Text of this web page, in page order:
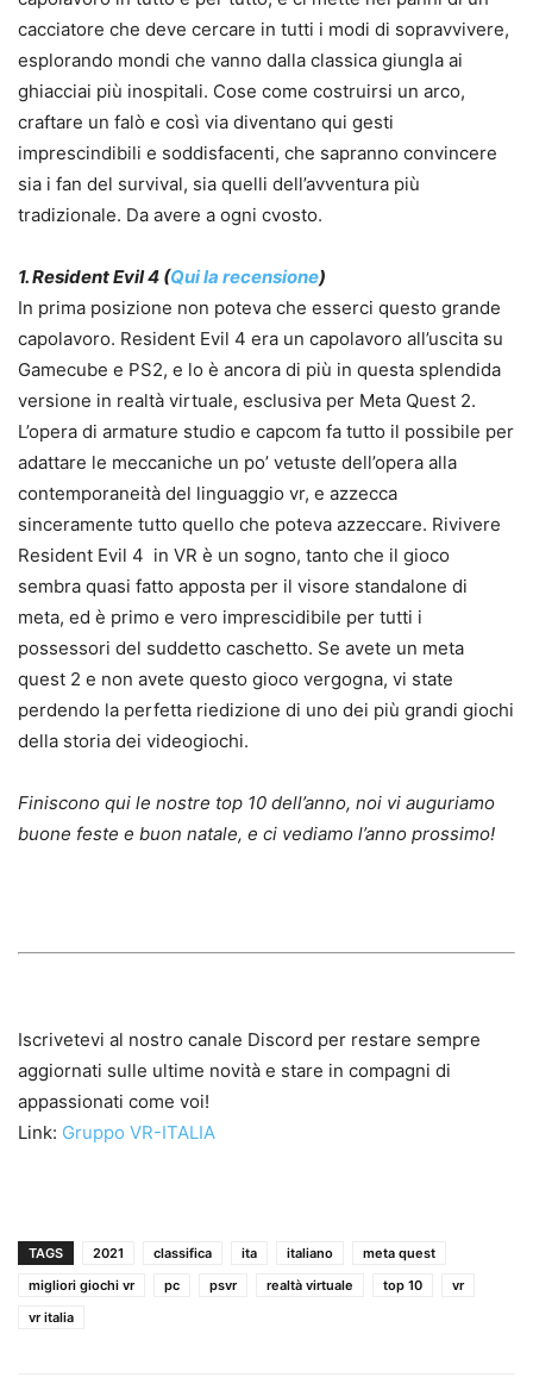
cacciatore che deve cercare in tutti i modi di sopravvivere,
esplorando mondi che vanno dalla classica giungla ai
ghiacciai più inospitali. Cose come costruirsi un arco,
craftare un falò e così via diventano qui gesti
imprescindibili e soddisfacenti, che sapranno convincere
sia i fan del survival, sia quelli dell’avventura più
tradizionale. Da avere a ogni cvosto.
1. Resident Evil 4 (Qui la recensione)
In prima posizione non poteva che esserci questo grande
capolavoro. Resident Evil 4 era un capolavoro all’uscita su
Gamecube e PS2, e lo è ancora di più in questa splendida
versione in realtà virtuale, esclusiva per Meta Quest 2.
L’opera di armature studio e capcom fa tutto il possibile per
adattare le meccaniche un po’ vetuste dell’opera alla
contemporaneità del linguaggio vr, e azzecca
sinceramente tutto quello che poteva azzeccare. Rivivere
Resident Evil 4 in VR è un sogno, tanto che il gioco
sembra quasi fatto apposta per il visore standalone di
meta, ed è primo e vero imprescidibile per tutti i
possessori del suddetto caschetto. Se avete un meta
quest 2 e non avete questo gioco vergogna, vi state
perdendo la perfetta riedizione di uno dei più grandi giochi
della storia dei videogiochi.
Finiscono qui le nostre top 10 dell’anno, noi vi auguriamo
buone feste e buon natale, e ci vediamo l’anno prossimo!
Iscrivetevi al nostro canale Discord per restare sempre
aggiornati sulle ultime novità e stare in compagni di
appassionati come voi!
Link: Gruppo VR-ITALIA
TAGS 2021 classifica ita italiano
meta quest
migliori giochi vr
pc psvr realtà virtuale top 10
vr
vr italia